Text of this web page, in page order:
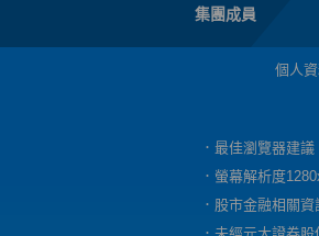
集團成員
個人
．最佳瀏覽器建
．螢幕解析度
．股市金融相關